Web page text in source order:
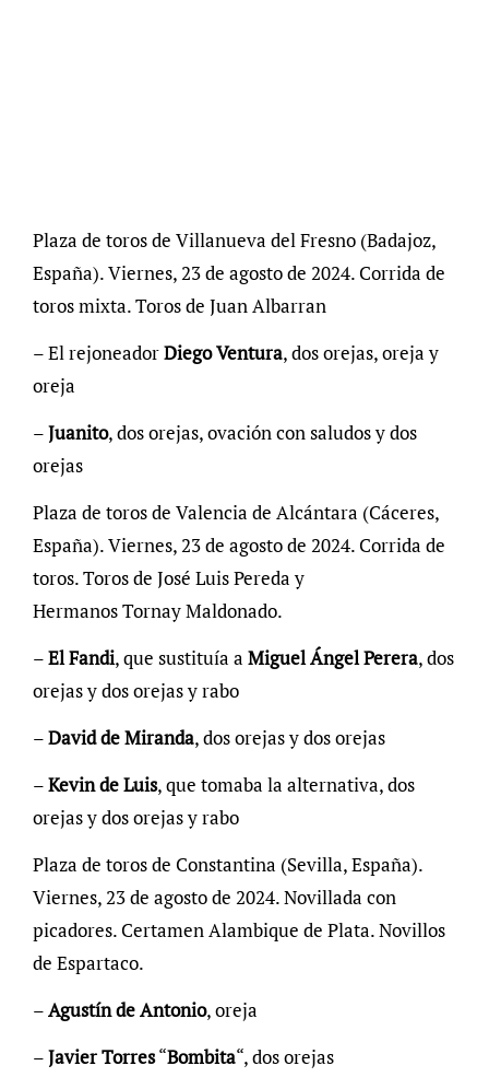
Plaza de toros de Villanueva del Fresno (Badajoz,
España). Viernes, 23 de agosto de 2024. Corrida de
toros mixta. Toros de Juan Albarran
– El rejoneadorDiegoVentura, dos orejas, oreja y
oreja
–Juanito, dos orejas, ovación con saludos y dos
orejas
Plaza de toros de Valencia de Alcántara (Cáceres,
España). Viernes, 23 de agosto de 2024. Corrida de
toros. Toros de José Luis Pereda y
Hermanos Tornay Maldonado.
–ElFandi, que sustituía a Miguel Ángel Perera, dos
orejas y dos orejas y rabo
–David de Miranda, dos orejas y dos orejas
–Kevin de Luis, que tomaba la alternativa, dos
orejas y dos orejas y rabo
Plaza de toros de Constantina (Sevilla, España).
Viernes, 23 de agosto de 2024. Novillada con
picadores. Certamen Alambique de Plata. Novillos
de Espartaco.
–Agustín de Antonio, oreja
–Javier Torres“Bombita“, dos orejas